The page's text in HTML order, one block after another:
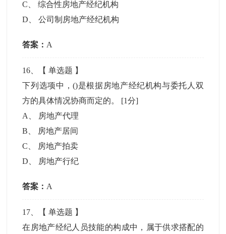
C 、综合性房地产经纪机构
D 、公司制房地产经纪机构
答案： A
16 、【单选题 】
下列选项中，()是根据房地产经纪机构与委托人双
方的具体情况协商而定的。 [1分]
A
房地产代理
B
房地产居间
C
房地产拍卖
D
房地产行纪
答案： A
17 、【单选题 】
在房地产经纪人员技能的构成中，属于供求搭配的